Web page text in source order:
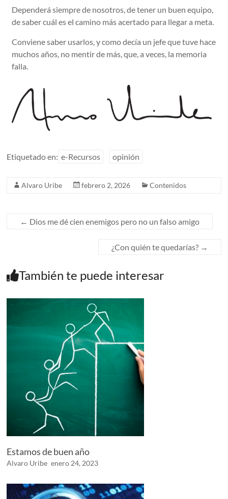
Dependerá siempre de nosotros, de tener un buen equipo,
de saber cuál es el camino más acertado para llegar a meta.
Conviene saber usarlos, y como decía un jefe que tuve hace
muchos años, no mentir de más, que, a veces, la memoria
falla.
Etiquetado en: e-Recursos opinión
Alvaro Uribe febrero 2, 2026 Contenidos
← Dios me dé cien enemigos pero no un falso amigo
¿Con quién te quedarías? →
También te puede interesar
Estamos de buen año
Alvaro Uribe enero 24, 2023